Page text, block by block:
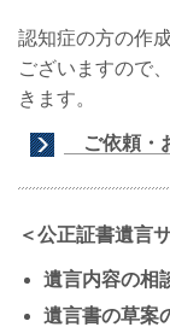
認知症の方の作
ございますので
きます。
ご依頼・
＜公正証書遺言
遺言内容の相
遺言書の草案